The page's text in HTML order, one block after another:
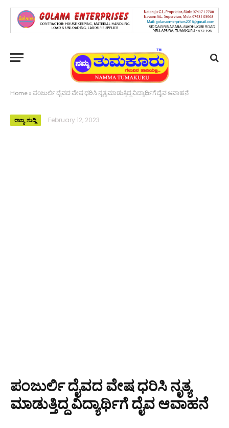
Home » ಪಂಜುರ್ಲಿ ದೈವದ ವೇಷ ಧರಿಸಿ ನೃತ್ಯ ಮಾಡುತ್ತಿದ್ದ ವಿದ್ಯಾರ್ಥಿಗೆ ದೈವ ಆವಾಹನೆ
ರಾಜ್ಯ ಸುದ್ದಿ February 12, 2023
ಪಂಜುರ್ಲಿ ದೈವದ ವೇಷ ಧರಿಸಿ ನೃತ್ಯ
ಮಾಡುತ್ತಿದ್ದ ವಿದ್ಯಾರ್ಥಿಗೆ ದೈವ ಆವಾಹನೆ